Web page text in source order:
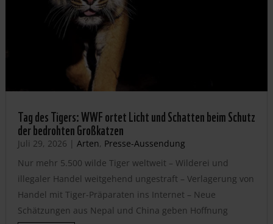
Tag des Tigers: WWF ortet Licht und Schatten beim Schutz
der bedrohten Großkatzen
Juli 29, 2026 | Arten, Presse-Aussendung
Nur mehr 5.500 wilde Tiger weltweit – Wilderei und
illegaler Handel weitgehend ungestraft – Verlagerung von
Handel mit Tiger-Präparaten ins Internet – Neue
Schätzungen aus Nepal und China geben Hoffnung